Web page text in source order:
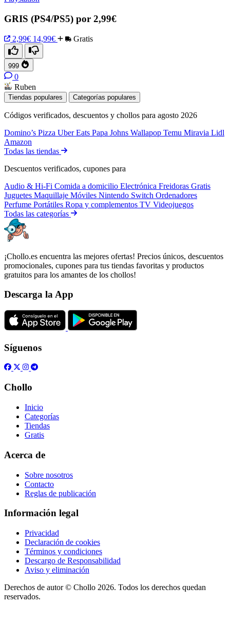
GRIS (PS4/PS5) por 2,99€
2,99€ 14,99€ Gratis
999
0
Ruben
Tiendas populares Categorías populares
Códigos verificados, descuentos y chollos para agosto 2026
Domino’s Pizza Uber Eats Papa Johns Wallapop Temu Miravia Lidl
Amazon
Todas las tiendas
Descuentos verificados, cupones para
Audio & Hi-Fi Comida a domicilio Electrónica Freidoras Gratis
Juguetes Maquillaje Móviles Nintendo Switch Ordenadores
Perfume Portátiles Ropa y complementos TV Videojuegos
Todas las categorías
¡Chollo.es encuentra las mejores ofertas! Precios únicos, descuentos
promocionales, cupones para tus tiendas favoritas y productos
gratuitos para los amantes de los chollos!
Descarga la App
Síguenos
Chollo
Inicio
Categorías
Tiendas
Gratis
Acerca de
Sobre nosotros
Contacto
Reglas de publicación
Información legal
Privacidad
Declaración de cookies
Términos y condiciones
Descargo de Responsabilidad
Aviso y eliminación
Derechos de autor © Chollo 2026. Todos los derechos quedan
reservados.